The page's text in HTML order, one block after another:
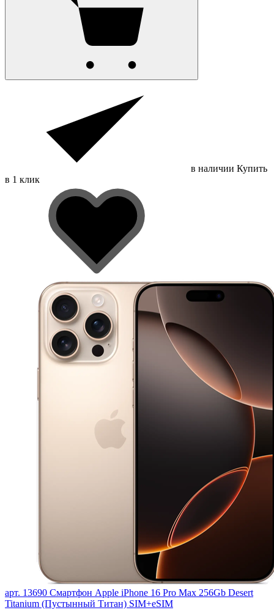
в наличии Купить
в 1 клик
арт. 13690 Смартфон Apple iPhone 16 Pro Max 256Gb Desert
Titanium (Пустынный Титан) SIM+eSIM